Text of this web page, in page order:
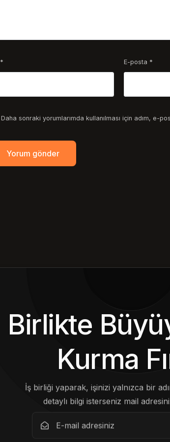
* E-posta *
Daha sonraki yorumlarımda kullanılması için adım, e-
Birlikte
Kurma
İş birliği yaparak, işinizi yalnızca bir
detaylı bilgi isterseniz mail